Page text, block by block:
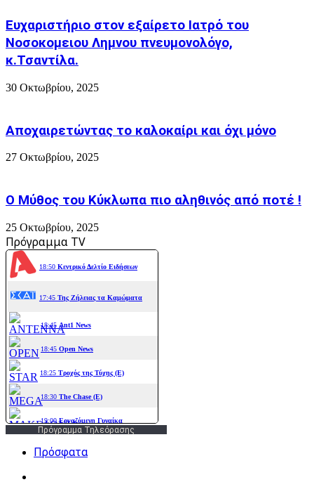
ΤΟΥ
Ευχαριστήριο στον εξαίρετο Ιατρό του
Νοσοκομειου Λημνου πνευμονολόγο,
κ.Τσαντίλα.
30 Οκτωβρίου, 2025
Αποχαιρετώντας το καλοκαίρι και όχι μόνο
27 Οκτωβρίου, 2025
Ο Μύθος του Κύκλωπα πιο αληθινός από ποτέ !
25 Οκτωβρίου, 2025
Πρόγραμμα TV
Πρόγραμμα Τηλεόρασης
Πρόσφατα